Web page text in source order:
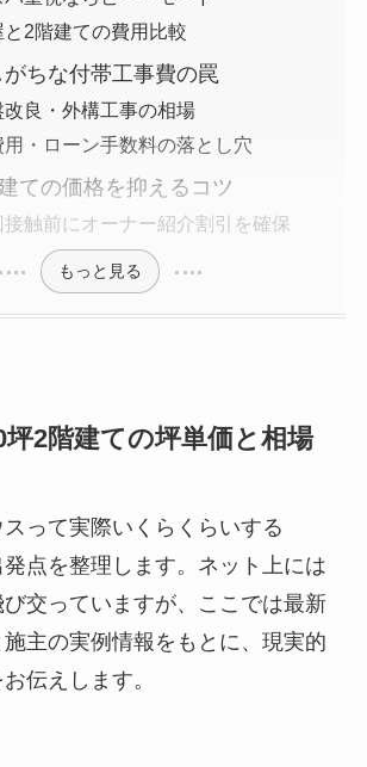
と2階建ての費用比較
がちな付帯工事費の罠
改良・外構工事の相場
用・ローン手数料の落とし穴
ての価格を抑えるコツ
接触前にオーナー紹介割引を確保
もっと見る
2階建ての坪単価と相場
って実際いくらくらいする
点を整理します。ネット上には
交っていますが、ここでは最新
主の実例情報をもとに、現実的
伝えします。